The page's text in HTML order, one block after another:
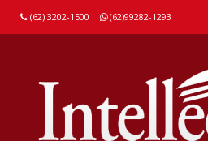
(62) 3202-1500 (62)99282-1293